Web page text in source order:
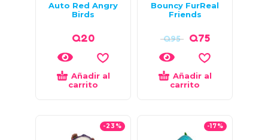
Auto Red Angry
Birds
Q20
Añadir al
carrito
Bouncy FurReal
Friends
Q95 Q75
Añadir al
carrito
-23% -17%